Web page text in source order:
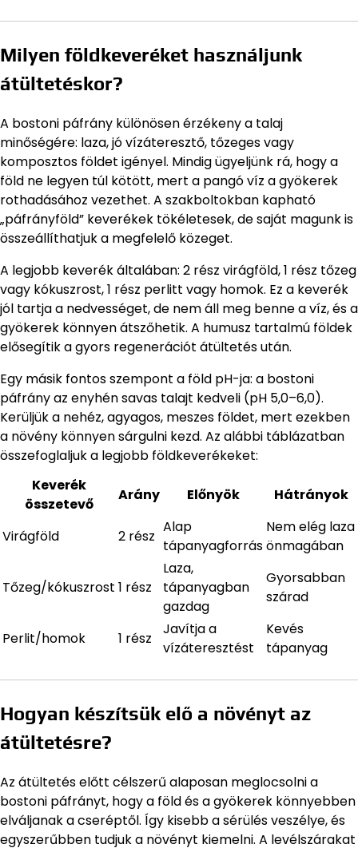
Milyen földkeveréket használjunk
átültetéskor?
A bostoni páfrány különösen érzékeny a talaj
minőségére: laza, jó vízáteresztő, tőzeges vagy
komposztos földet igényel. Mindig ügyeljünk rá, hogy a
föld ne legyen túl kötött, mert a pangó víz a gyökerek
rothadásához vezethet. A szakboltokban kapható
„páfrányföld” keverékek tökéletesek, de saját magunk is
összeállíthatjuk a megfelelő közeget.
A legjobb keverék általában: 2 rész virágföld, 1 rész tőzeg
vagy kókuszrost, 1 rész perlitt vagy homok. Ez a keverék
jól tartja a nedvességet, de nem áll meg benne a víz, és a
gyökerek könnyen átszőhetik. A humusz tartalmú földek
elősegítik a gyors regenerációt átültetés után.
Egy másik fontos szempont a föld pH-ja: a bostoni
páfrány az enyhén savas talajt kedveli (pH 5,0–6,0).
Kerüljük a nehéz, agyagos, meszes földet, mert ezekben
a növény könnyen sárgulni kezd. Az alábbi táblázatban
összefoglaljuk a legjobb földkeverékeket:
Keverék
összetevő
Arány Előnyök Hátrányok
Virágföld 2 rész
Alap
tápanyagforrás
Nem elég laza
önmagában
Tőzeg/kókuszrost 1 rész
Laza,
tápanyagban
gazdag
Gyorsabban
szárad
Perlit/homok 1 rész
Javítja a
vízáteresztést
Kevés
tápanyag
Hogyan készítsük elő a növényt az
átültetésre?
Az átültetés előtt célszerű alaposan meglocsolni a
bostoni páfrányt, hogy a föld és a gyökerek könnyebben
elváljanak a cseréptől. Így kisebb a sérülés veszélye, és
egyszerűbben tudjuk a növényt kiemelni. A levélszárakat